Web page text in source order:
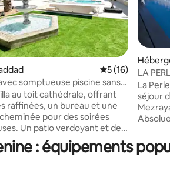
la base de 38 commentaires : 4,89 sur 5
Évaluation
5 (16)
somptueuse piscine sans
au toit cathédrale, offrant
raffinées, un bureau et une
pour des soirées
Un patio verdoyant et des
insufflent un
djerbien. À
LA PERLE Piscine chauffée sans
suites
La Perle, Ce logement paisible
séjour
Mezraya : Luxe, Calme et
d’un
: équipements